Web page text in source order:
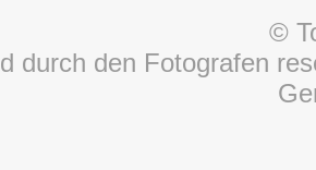
©
durch den Fotografen